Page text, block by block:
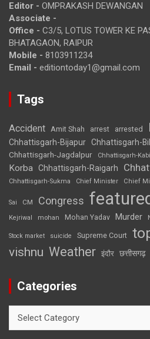
Editor - OMPRAKASH DEWANGAN
Associate -
Office - C3/5, LOTUS TOWER KE
BHATAGAON, RAIPUR
Mobile - 8103911234
Email - editiontoday1@gmail.com
Tags
Accident Amit Shah arrest arrested
Chhattisgarh-Bijapur Chhattisgarh-
Chhattisgarh-Jagdalpur Chhattisgarh-
Korba Chhattisgarh-Raigarh
Chhattisgarh-Sukma Chief Minister Chief
Sai CM Congress
Kejriwal mohan Mohan Yadav Murder
Stock market suicide Supreme Court
vishnu Weather इंदौर छत्तीसगढ़
Categories